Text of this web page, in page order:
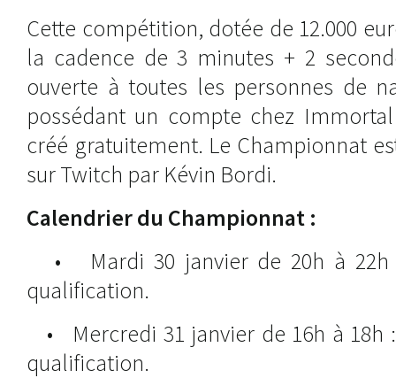
Cette compétition, dotée de 12.000
la cadence de 3 minutes + 2
ouverte à toutes les personnes de
possédant un compte chez
créé gratuitement. Le Championnat
sur Twitch par Kévin Bordi.
Calendrier du Championnat :
• Mardi 30 janvier de 20h à 22h
qualification.
• Mercredi 31 janvier de 16h à 18h
qualification.